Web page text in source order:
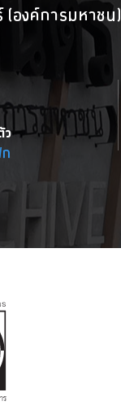
(องค์การมหาชน)
ว